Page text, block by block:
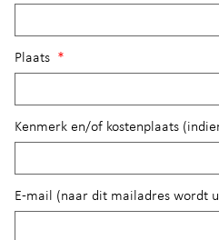
Plaats *
Kenmerk en/of kostenplaats
E-mail (naar dit mailadres wordt